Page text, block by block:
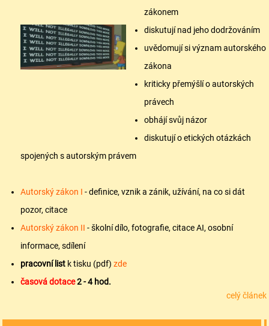
zákonem
diskutují nad jeho dodržováním
uvědomují si význam autorského
zákona
kriticky přemýšlí o autorských
právech
obhájí svůj názor
diskutují o etických otázkách
spojených s autorským právem
Autorský zákon I - definice, vznik a zánik, užívání, na co si dát
pozor, citace
Autorský zákon II - školní dílo, fotografie, citace AI, osobní
informace, sdílení
pracovní list k tisku (pdf) zde
časová dotace2 - 4 hod.
celý článek